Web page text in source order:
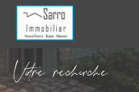
Vore recece